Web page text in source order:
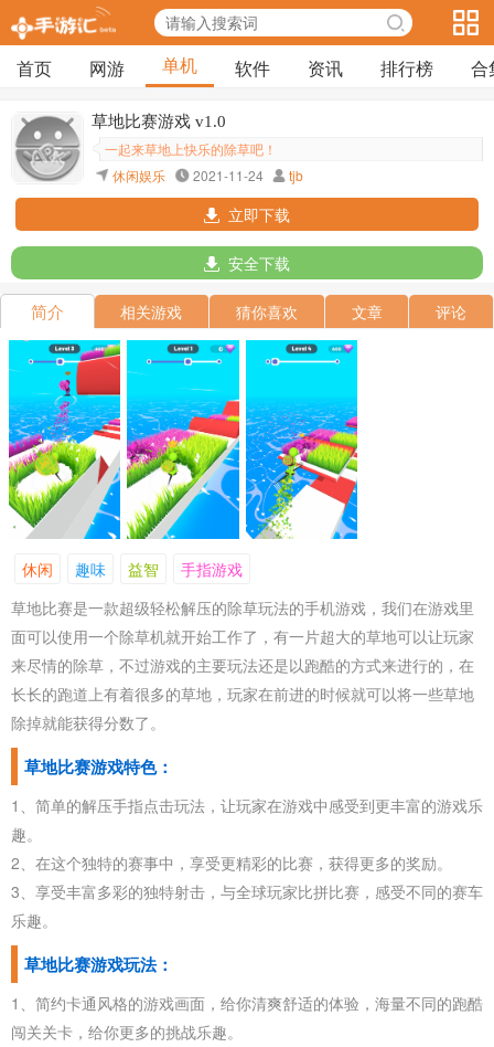
首页 网游 单机 软件 资讯 排行榜 合
草地比赛游戏 v1.0
一起来草地上快乐的除草吧！
休闲娱乐
2021-11-24 tjb
立即下载
安全下载
简介 相关游戏 猜你喜欢 文章 评论
休闲 趣味 益智
手指游戏
草地比赛是一款超级轻松解压的除草玩法的手机游戏，我们在游戏里
面可以使用一个除草机就开始工作了，有一片超大的草地可以让玩家
来尽情的除草，不过游戏的主要玩法还是以跑酷的方式来进行的，在
长长的跑道上有着很多的草地，玩家在前进的时候就可以将一些草地
除掉就能获得分数了。
草地比赛游戏特色：
1、简单的解压手指点击玩法，让玩家在游戏中感受到更丰富的游戏乐
趣。
2、在这个独特的赛事中，享受更精彩的比赛，获得更多的奖励。
3、享受丰富多彩的独特射击，与全球玩家比拼比赛，感受不同的赛车
乐趣。
草地比赛游戏玩法：
1、简约卡通风格的游戏画面，给你清爽舒适的体验，海量不同的跑酷
闯关关卡，给你更多的挑战乐趣。